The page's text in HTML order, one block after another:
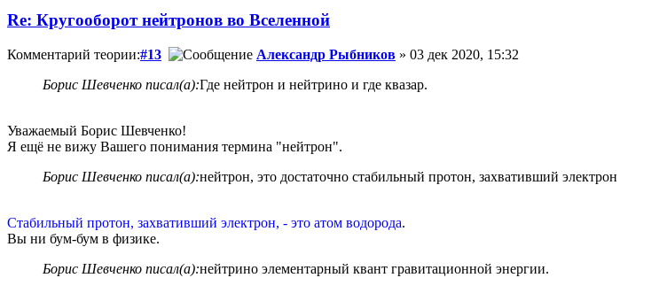
Re: Кругооборот нейтронов во Вселенной
Комментарий теории:#13 Александр Рыбников » 03 дек 2020, 15:32
Борис Шевченко писал(а):Где нейтрон и нейтрино и где квазар.
Уважаемый Борис Шевченко!
Я ещё не вижу Вашего понимания термина "нейтрон".
Борис Шевченко писал(а):нейтрон, это достаточно стабильный протон, захвативший электрон
Стабильный протон, захвативший электрон, - это атом водорода.
Вы ни бум-бум в физике.
Борис Шевченко писал(а):нейтрино элементарный квант гравитационной энергии.